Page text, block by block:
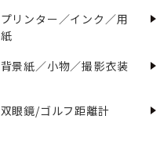
プリンター／インク／用
紙
背景紙／小物／撮影衣装
双眼鏡/ゴルフ距離計